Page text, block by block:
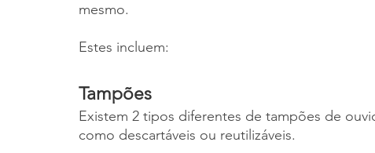
mesmo.
Estes incluem:
Tampões
Existem 2 tipos diferentes de tampões de
como descartáveis ou reutilizáveis.